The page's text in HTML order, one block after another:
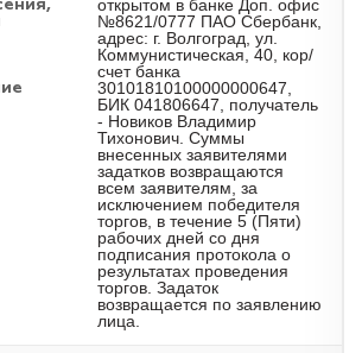
открытом в банке Доп. офис
№8621/0777 ПАО Сбербанк,
адрес: г. Волгоград, ул.
Коммунистическая, 40, кор/
счет банка
30101810100000000647,
БИК 041806647, получатель
- Новиков Владимир
Тихонович. Суммы
внесенных заявителями
задатков возвращаются
всем заявителям, за
исключением победителя
торгов, в течение 5 (Пяти)
рабочих дней со дня
подписания протокола о
результатах проведения
торгов. Задаток
возвращается по заявлению
лица.